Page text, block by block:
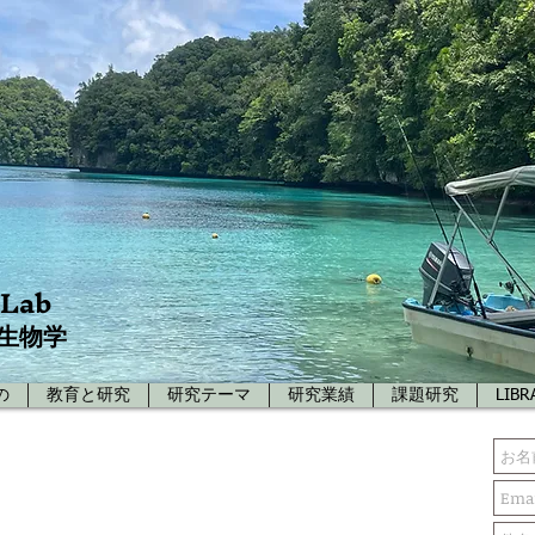
物学
教育と研究 研究テーマ 研究業績 課題研究